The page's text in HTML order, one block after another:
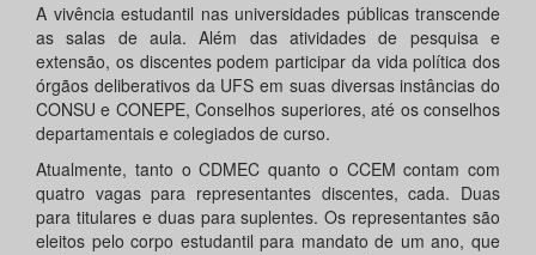
A vivência estudantil nas universidades públicas transcende
as salas de aula. Além das atividades de pesquisa e
extensão, os discentes podem participar da vida política dos
órgãos deliberativos da UFS em suas diversas instâncias do
CONSU e CONEPE, Conselhos superiores, até os conselhos
departamentais e colegiados de curso.
Atualmente, tanto o CDMEC quanto o CCEM contam com
quatro vagas para representantes discentes, cada. Duas
para titulares e duas para suplentes. Os representantes são
eleitos pelo corpo estudantil para mandato de um ano, que